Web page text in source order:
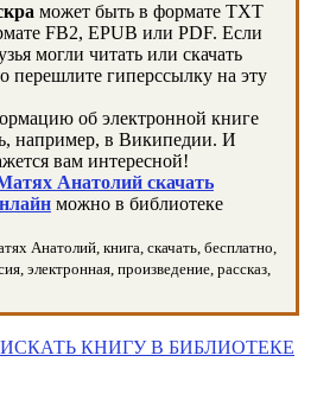
может быть в формате TXT
FB2, EPUB или PDF. Если
могли читать или скачать
перешлите гиперссылку на эту
об электронной книге
например, в Википедии. И
вам интересной!
Анатолий скачать
можно в библиотеке
Анатолий, книга, скачать, бесплатно,
электронная, произведение, рассказ,
ИСКАТЬ КНИГУ В БИБЛИОТЕКЕ